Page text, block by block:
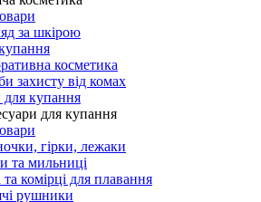
за шкірою
косметика
захисту від комах
для купання
для купання
гірки, лежаки
та мильниці
комірці для плавання
рушники